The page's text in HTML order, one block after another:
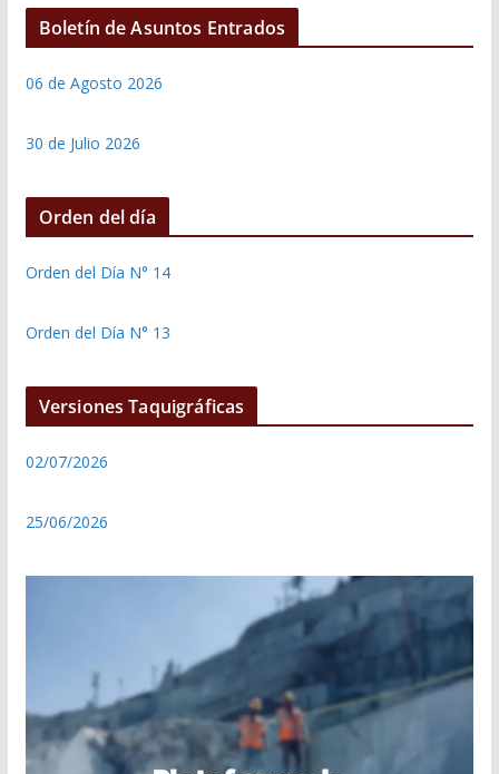
Boletín de Asuntos Entrados
06 de Agosto 2026
30 de Julio 2026
Orden del día
Orden del Día N° 14
Orden del Día N° 13
Versiones Taquigráficas
02/07/2026
25/06/2026